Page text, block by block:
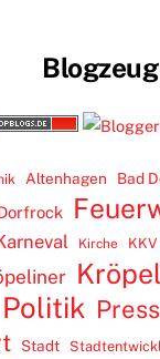
Blogzeug
Altenhagen Bad
Kirche KKV
Politik
Stadt